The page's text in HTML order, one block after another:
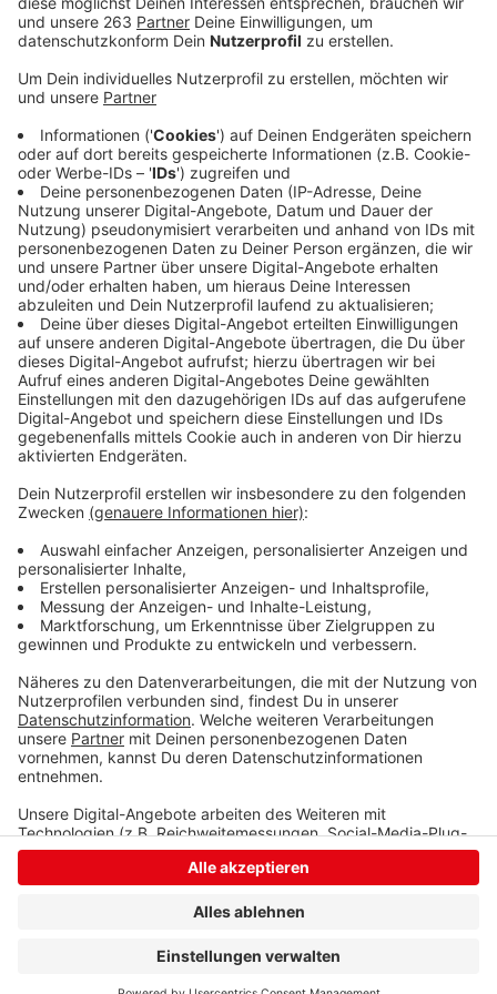
bisherige „Gesellschaft für Stadtmarketing Siegen“
ersetzt. Neue Geschäftsführerin wird jetzt die 42-
jährige Siegenerin Katja Teixeira. Zum 1. Juli wird sie
ihre neue Arbeit aufnehmen. Das hat die
Gesellschafterversammlung Ende März einstimmig
beschlossen und jetzt offiziell bekanntgegeben. Die
Stadtmarketing Siegen GmbH hat zum 1. Januar 2020
ihren Geschäftsbetrieb aufgenommen. Aufgabe der
neu gegründeten GmbH ist es, Siegen als Tourismus-
und Wissenschaftsstandort auszubauen, das Zentren-
und Stadtteilmanagement zu intensivieren und im
Bereich der Veranstaltungsorganisation ergänzende
Formate zu etablieren. „Und
natürlich gilt es dann, entsprechende Botschaften
nach außen zu transportieren, sprich
Marketingstrategien analog wie digital zu entwickeln
und umzusetzen“, so Teixeira. „Mir ist wichtig, dass
sich die Aktivitäten auf die gesamte Stadt beziehen.
Die Stadtteile haben viel Potenzial, das gehoben
werden kann und soll. Und dann ist auch der Rückhalt
gegeben, wenn alle eingebunden sind.“
Anzeige